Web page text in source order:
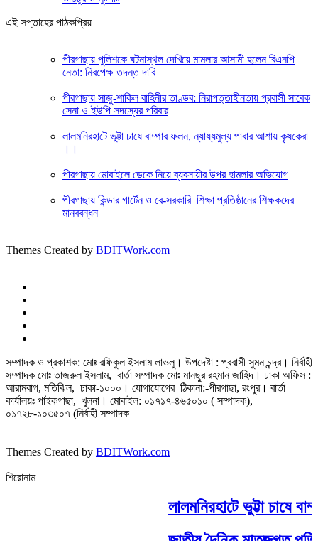
এই সপ্তাহের পাঠকপ্রিয়
পীরগাছায় পুলিশকে ঘটনাস্থল দেখিয়ে মামলার আসামী হলেন বিএনপি
নেতা: নিরপেক্ষ তদন্ত দাবি
পীরগাছায় সাজু-শাকিল বাহিনীর তাণ্ডব: নিরাপত্তাহীনতায় প্রবাসী সাবেক
সেনা ও ইউপি সদস্যের পরিবার
লালমনিরহাটে ভুট্টা চাষে বাম্পার ফলন, ন্যায্যমুল্য পাবার আশায় কৃষকেরা
।।
পীরগাছায় মোবাইলে ডেকে নিয়ে ব্যবসায়ীর উপর হামলার অভিযোগ
পীরগাছায় কিন্ডার গার্টেন ও বে-সরকারি শিক্ষা প্রতিষ্ঠানের শিক্ষকদের
মানববন্ধন
Themes Created by BDITWork.com
সম্পাদক ও প্রকাশক: মোঃ রফিকুল ইসলাম লাভলু। উপদেষ্টা : প্রবাসী সুমন চন্দ্র। নির্বাহী
সম্পাদক মোঃ তাজরুল‌‌ ইসলাম, বার্তা সম্পাদক মোঃ মানছুর রহমান জাহিদ। ঢাকা অফিস :
আরামবাগ, মতিঝিল, ঢাকা-১০০০। যোগাযোগের ঠিকানা:-পীরগাছা‌, রংপুর। বার্তা
কার্যালয়ঃ পাইকগাছা, খুলনা। মোবাইল: ০১৭১৭-৪৬৫০১০ ( সম্পাদক),
০১৭২৮-১০৩৫০৭ (নির্বাহী সম্পাদক
Themes Created by BDITWork.com
শিরোনাম
লালমনিরহাটে ভুট্টা চাষে